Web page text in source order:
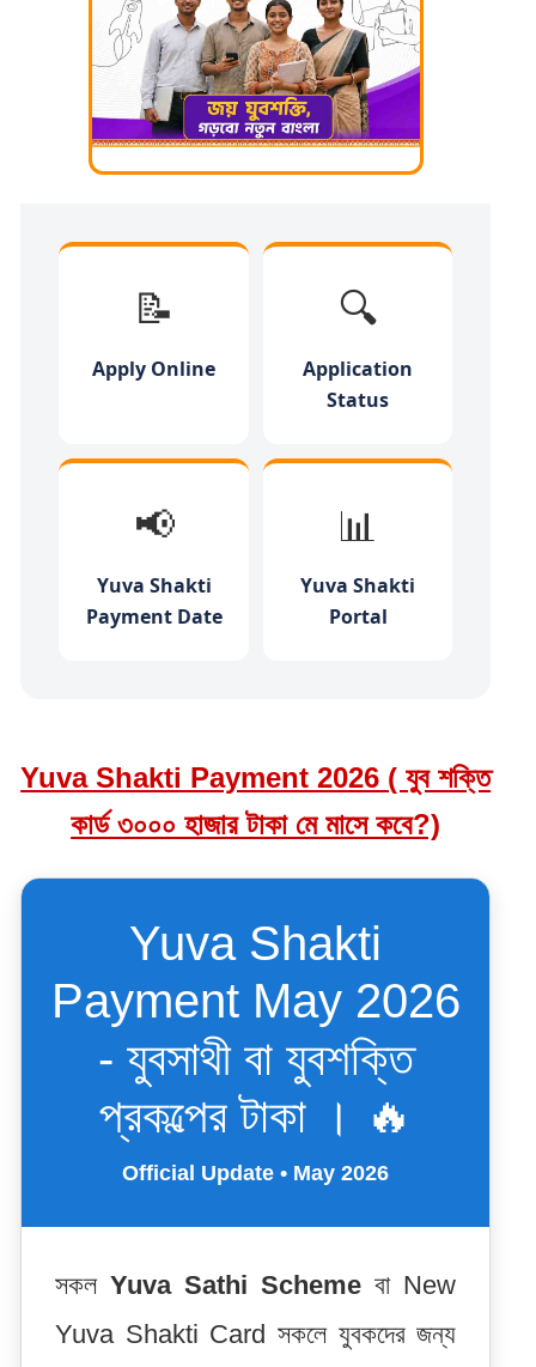
📝
Apply Online
🔍
Application
Status
📢
Yuva Shakti
Payment Date
📊
Yuva Shakti
Portal
Yuva Shakti Payment 2026 ( যুব শক্তি
কার্ড ৩০০০ হাজার টাকা মে মাসে কবে?)
Yuva Shakti
Payment May 2026
- যুবসাথী বা যুবশক্তি
প্রকল্পের টাকা । 🔥
Official Update • May 2026
সকলYuva Sathi Scheme বা New
Yuva Shakti Card সকলে যুবকদের জন্য